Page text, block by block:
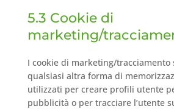
5.3 Cookie di
marketing/
I cookie di marketing/tracciamento
qualsiasi altra forma di
utilizzati per creare profili utente
pubblicità o per tracciare l’utente